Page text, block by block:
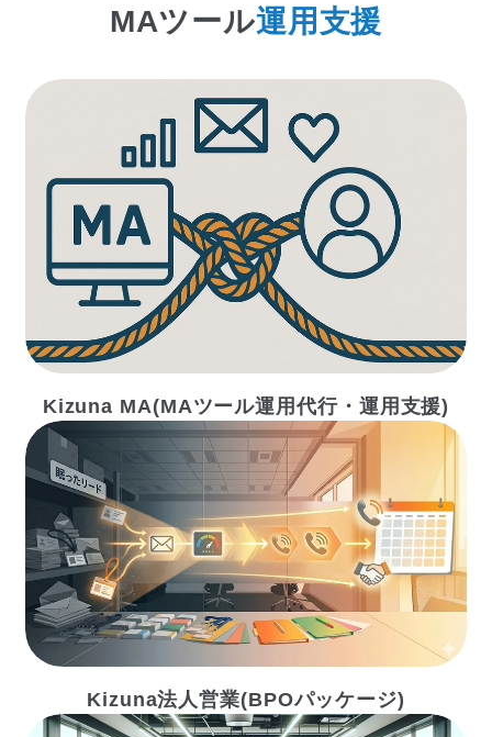
MAツール運用支援
Kizuna MA(MAツール運用代行・運用支援)
Kizuna法人営業(BPOパッケージ)